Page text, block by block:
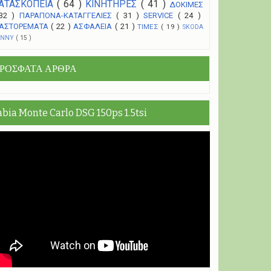
( 64 ) ΚΙΝΗΤΗΡΕΣ ( 41 ) ΔΟΚΙΜΕΣ
) ΠΑΡΑΠΟΝΑ-ΚΑΤΑΓΓΕΛΙΕΣ( 31 )SERVICE ( 24 )
( 22 )ΑΣΦΑΛΕΙΑ( 21 )ΤΙΜΕΣ ( 19 )SKODA
( 15 )
ΑΡΘΡΑ
Monte Carlo DSG 150ps 1.5tsi